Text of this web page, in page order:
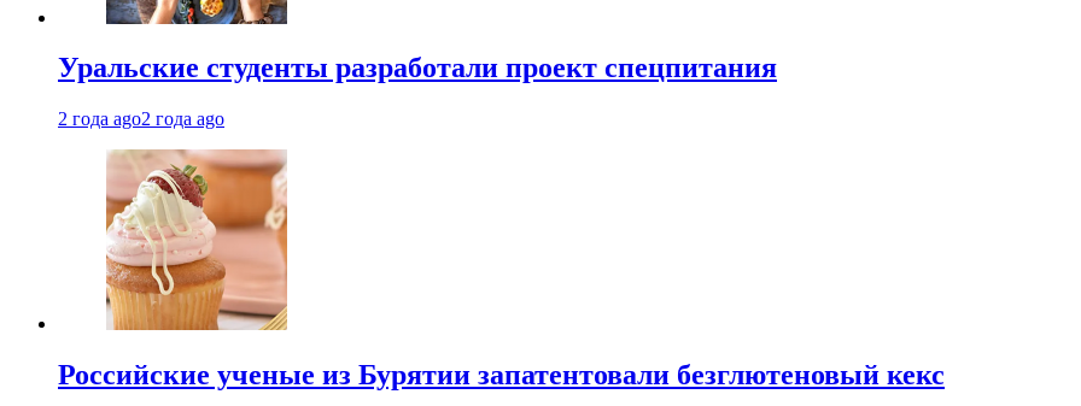
Уральские студенты разработали проект спецпитания
2 года ago2 года ago
Российские ученые из Бурятии запатентовали безглютеновый кекс